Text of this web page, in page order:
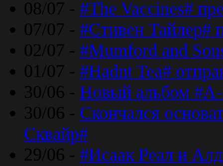
08/07 - #The Vaccines#
07/07 - #Стивен Тайлер#
02/07 - #Mumford and
01/07 - #Hadnt Tea#
30/06 - Новый альбом #A-
30/06 - Скончался
Сквайр#
29/06 - #Исаак Реал и